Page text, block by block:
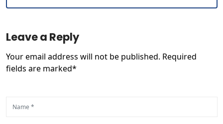
Leave a Reply
Your email address will not be published. Required
fields are marked*